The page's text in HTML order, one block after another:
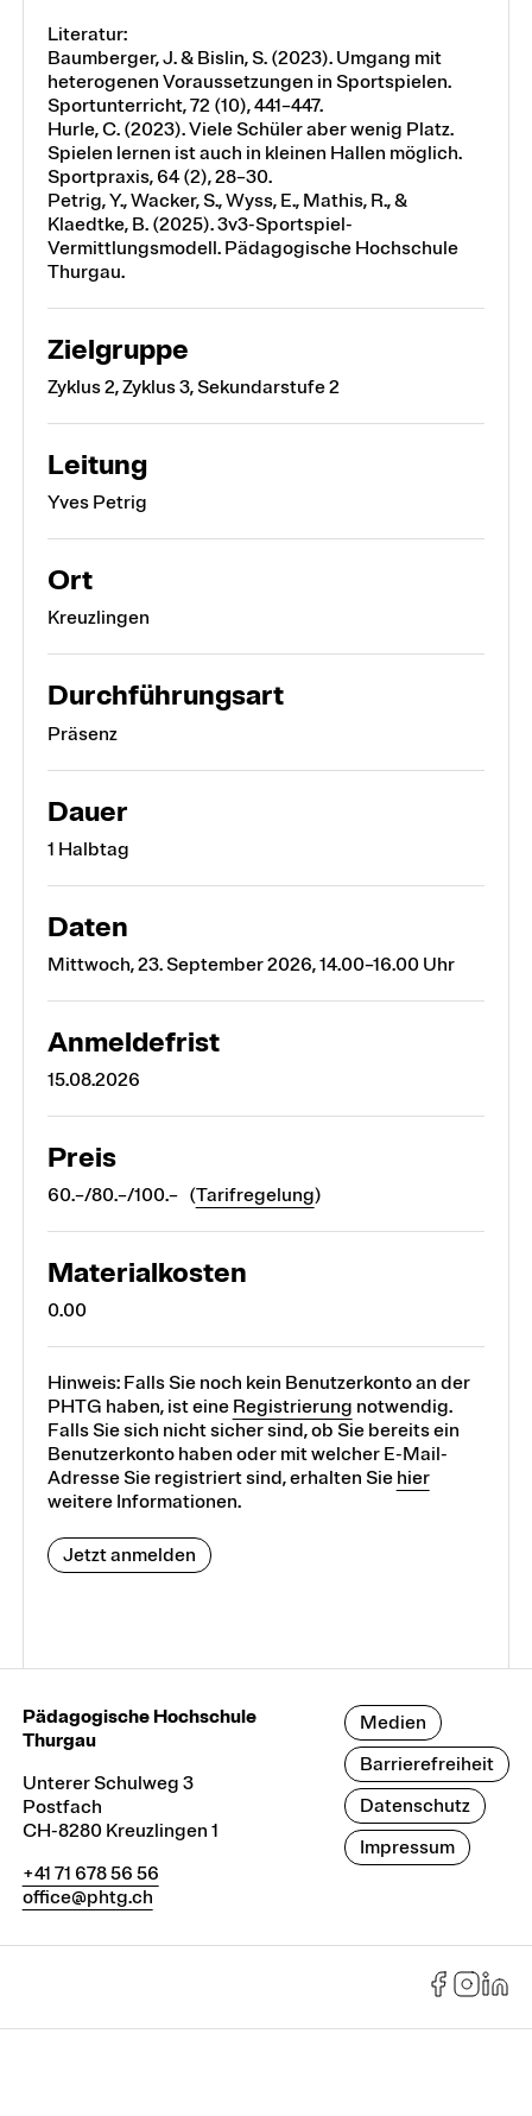
Literatur:
Baumberger, J. & Bislin, S. (2023). Umgang mit
heterogenen Voraussetzungen in Sportspielen.
Sportunterricht, 72 (10), 441–447.
Hurle, C. (2023). Viele Schüler aber wenig Platz.
Spielen lernen ist auch in kleinen Hallen möglich.
Sportpraxis, 64 (2), 28–30.
Petrig, Y., Wacker, S., Wyss, E., Mathis, R., &
Klaedtke, B. (2025). 3v3-Sportspiel-
Vermittlungsmodell. Pädagogische Hochschule
Thurgau.
Zielgruppe
Zyklus 2, Zyklus 3, Sekundarstufe 2
Leitung
Yves Petrig
Ort
Kreuzlingen
Durchführungsart
Präsenz
Dauer
1 Halbtag
Daten
Mittwoch, 23. September 2026, 14.00–16.00 Uhr
Anmeldefrist
15.08.2026
Preis
60.–/80.–/100.– (Tarifregelung)
Materialkosten
0.00
Hinweis: Falls Sie noch kein Benutzerkonto an der
PHTG haben, ist eine Registrierung notwendig.
Falls Sie sich nicht sicher sind, ob Sie bereits ein
Benutzerkonto haben oder mit welcher E-Mail-
Adresse Sie registriert sind, erhalten Sie hier
weitere Informationen.
Jetzt anmelden
Pädagogische Hochschule
Thurgau
Unterer Schulweg 3
Postfach
CH-8280 Kreuzlingen 1
+41 71 678 56 56
office@phtg.ch
Medien
Barrierefreiheit
Datenschutz
Impressum